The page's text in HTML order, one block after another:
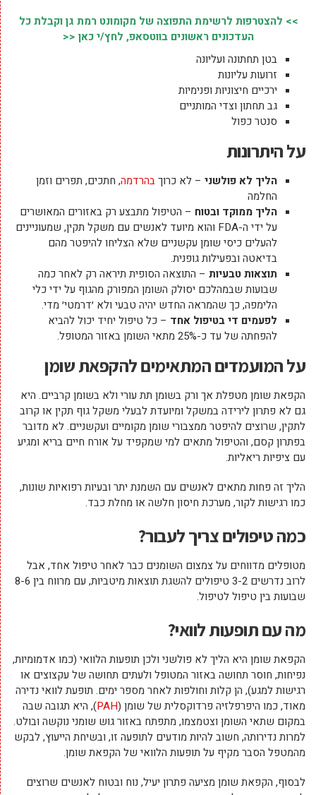
>> להצטרפות לרשימת התפוצה של מקומונט רמת גן וקבלת כל
העדכונים ראשונים בווטסאפ, לחץ/י כאן <<
בטן תחתונה ועליונה
זרועות עליונות
ירכיים חיצוניות ופנימיות
גב תחתון וצדי המותניים
סנטר כפול
על היתרונות
הליך לא פולשני – לא כרוךבהרדמה, חתכים, תפרים וזמן
החלמה
הליך ממוקד ובטוח – הטיפול מתבצע רק באזורים המאושרים
על ידי ה-FDA והוא מיועד לאנשים עם משקל תקין, שמעוניינים
להעלים כיסי שומן עקשניים שלא הצליחו להיפטר מהם
בדיאטה ובפעילות גופנית.
תוצאות טבעיות – התוצאה הסופית תיראה רק לאחר כמה
שבועות שבמהלכם יסולק השומן המפורק מהגוף על ידי כלי
הלימפה, כך שהמראה החדש יהיה טבעי ולא ׳דרמטי׳ מדי.
לפעמים די בטיפול אחד – כל טיפול יחיד יכול להביא
להפחתה של עד כ-25% מתאי השומן באזור המטופל.
על המועמדים המתאימים להקפאת שומן
הקפאת שומן מטפלת אך ורק בשומן תת עורי ולא בשומן קרביים. היא
גם לא פתרון לירידה במשקל ומיועדת לבעלי משקל גוף תקין או קרוב
לתקין, שרוצים להיפטר ממצבורי שומן מקומיים ועקשניים. לא מדובר
בפתרון קסם, והטיפול מתאים למי שמקפיד על אורח חיים בריא ומגיע
עם ציפיות ריאליות.
הליך זה פחות מתאים לאנשים עם השמנת יתר ובעיות רפואיות שונות,
כמו רגישות לקור, מערכת חיסון חלשה או מחלת כבד.
כמה טיפולים צריך לעבור?
מטופלים מדווחים על צמצום השומנים כבר לאחר טיפול אחד, אבל
לרוב נדרשים 3-2 טיפולים להשגת תוצאות מיטביות, עם מרווח בין 8-6
שבועות בין טיפול לטיפול.
מה עם תופעות לוואי?
הקפאת שומן היא הליך לא פולשני ולכן תופעות הלוואי (כמו אדמומיות,
נפיחות, חוסר תחושה באזור המטופל ולעתים תחושה של עקצוצים או
רגישות למגע), הן קלות וחולפות לאחר מספר ימים. תופעת לוואי נדירה
מאוד, כמו היפרפלזיה פרדוקסלית של שומן (PAH), היא תגובה שבה
במקום שתאי השומן וצטמצמו, מתפתח באזור גוש שומני נוקשה ובולט.
למרות נדירותה, חשוב להיות מודעים לתופעה זו, ובשיחת הייעוץ, לבקש
מהמטפל הסבר מקיף על תופעות הלוואי של הקפאת שומן.
לבסוף, הקפאת שומן מציעה פתרון יעיל, נוח ובטוח לאנשים שרוצים